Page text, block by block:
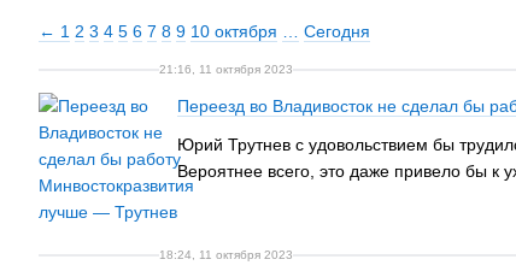
← 1 2 3 4 5 6 7 8 9 10 октября Сегодня
21:16, 11 октября 2023
Переезд во Владивосток не сделал бы
Юрий Трутнев с удовольствием бы
Вероятнее всего, это даже привело бы к
18:24, 11 октября 2023